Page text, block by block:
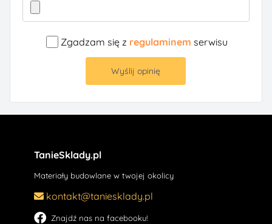
Zgadzam się z regulaminem serwisu
Wyślij opinię
TanieSklady.pl
Materiały budowlane w twojej okolicy
kontakt@taniesklady.pl
Znajdź nas na facebooku!